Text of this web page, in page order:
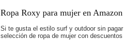
Ropa Roxy para mujer en
Si te gusta el estilo surf y outdoor sin
selección de ropa de mujer con